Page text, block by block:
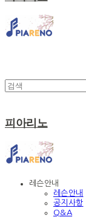
피아리노
레슨안내
레슨안내
공지사항
Q&A